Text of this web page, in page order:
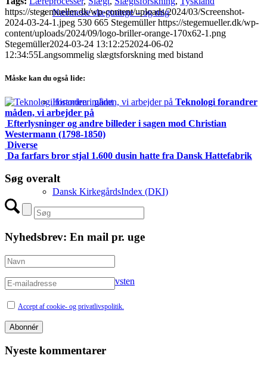
Nærmeste slægtninge – og mig
Historien i glimt
Dansk KirkegårdsIndex (DKI)
Mine 18.000 gravsten
https://stegemueller.dk/wp-content/uploads/2024/03/Screenshot-
2024-03-24-1.jpeg 530 665 Stegemüller https://stegemueller.dk/wp-
content/uploads/2024/09/logo-briller-orange-170x62-1.png
Stegemüller2024-03-24 13:12:252024-06-02
12:34:55Langsommelig slægtsforskning med bistand
Måske kan du også lide:
Teknologi forandrer
måden, vi arbejder på
Efterlysninger og andre billeder i sagen mod Christian
Westermann (1798-1850)
Diverse
Da farfars bror stjal 1.600 dusin hatte fra Dansk Hattefabrik
Søg overalt
Nyhedsbrev: En mail pr. uge
Accept af cookie- og privatlivspolitik.
Nyeste kommentarer